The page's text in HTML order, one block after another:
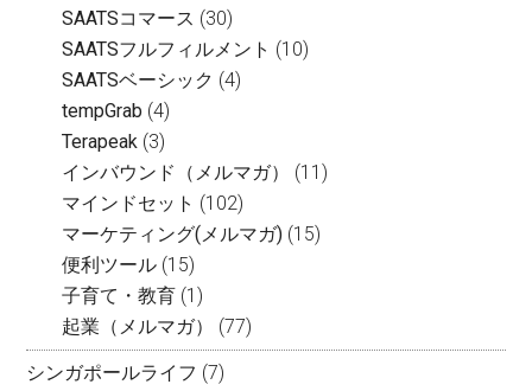
SAATSコマース (30)
SAATSフルフィルメント (10)
SAATSベーシック (4)
tempGrab (4)
Terapeak (3)
インバウンド（メルマガ）
(11)
マインドセット (102)
マーケティング(メルマガ) (15)
便利ツール (15)
子育て・教育 (1)
起業（メルマガ）
(77)
シンガポールライフ (7)